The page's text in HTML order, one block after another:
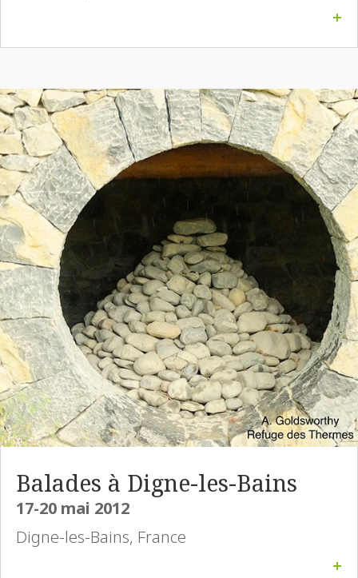
+
Balades à Digne-les-Bains
17-20 mai 2012
Digne-les-Bains, France
+